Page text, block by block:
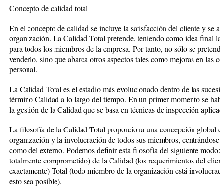
Concepto de calidad total
En el concepto de calidad se incluye la satisfacción del cliente y se
organización. La Calidad Total pretende, teniendo como idea final
para todos los miembros de la empresa. Por tanto, no sólo se
venderlo, sino que abarca otros aspectos tales como mejoras en
personal.
La Calidad Total es el estadio más evolucionado dentro de las
término Calidad a lo largo del tiempo. En un primer momento se
la gestión de la Calidad que se basa en técnicas de inspección
La filosofía de la Calidad Total proporciona una concepción global
organización y la involucración de todos sus miembros,
como del externo. Podemos definir esta filosofía del siguiente
totalmente comprometido) de la Calidad (los requerimientos del
exactamente) Total (todo miembro de la organización está
esto sea posible).